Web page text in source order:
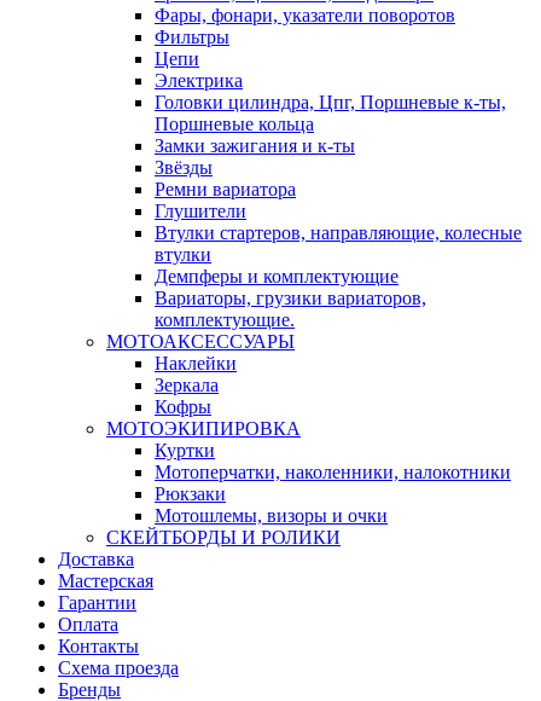
Фары, фонари, указатели поворотов
Фильтры
Цепи
Электрика
Головки цилиндра, Цпг, Поршневые к-ты,
Поршневые кольца
Замки зажигания и к-ты
Звёзды
Ремни вариатора
Глушители
Втулки стартеров, направляющие, колесные
втулки
Демпферы и комплектующие
Вариаторы, грузики вариаторов,
комплектующие.
МОТОАКСЕССУАРЫ
Наклейки
Зеркала
Кофры
МОТОЭКИПИРОВКА
Куртки
Мотоперчатки, наколенники, налокотники
Рюкзаки
Мотошлемы, визоры и очки
СКЕЙТБОРДЫ И РОЛИКИ
Доставка
Мастерская
Гарантии
Оплата
Контакты
Схема проезда
Бренды